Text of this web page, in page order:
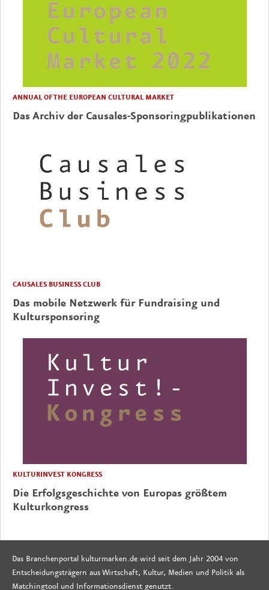
ANNUAL OF THE EUROPEAN CULTURAL MARKET
Das Archiv der Causales-Sponsoringpublikationen
CAUSALES BUSINESS CLUB
Das mobile Netzwerk für Fundraising und
Kultursponsoring
KULTURINVEST KONGRESS
Die Erfolgsgeschichte von Europas größtem
Kulturkongress
Das Branchenportal kulturmarken.de wird seit dem Jahr 2004 von
Entscheidungsträgern aus Wirtschaft, Kultur, Medien und Politik als
Matchingtool und Informationsdienst genutzt.